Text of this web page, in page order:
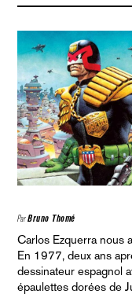
ParBruno Thomé
Carlos Ezquerra
En 1977, deux ans après la mort du général Franco, le
dessinateur espagnol
épaulettes dorées de